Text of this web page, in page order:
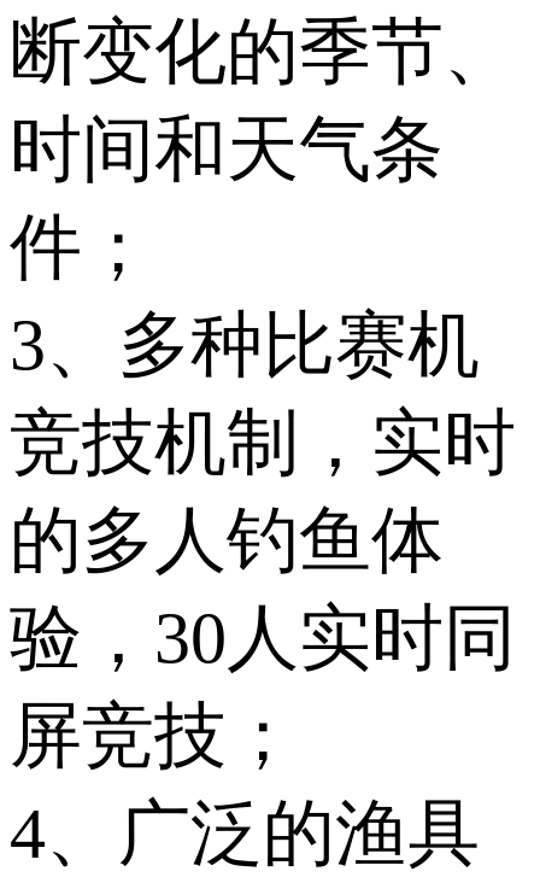
断变化的季节、
时间和天气条
件；
3、多种比赛机
竞技机制，实时
的多人钓鱼体
验，30人实时同
屏竞技；
4、广泛的渔具